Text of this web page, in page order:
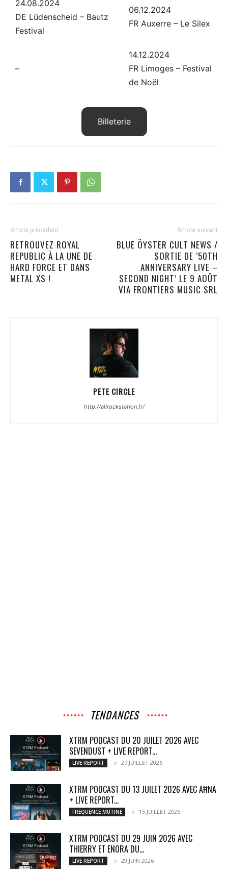
24.08.2024
DE Lüdenscheid – Bautz
Festival
06.12.2024
FR Auxerre – Le Silex
–
14.12.2024
FR Limoges – Festival
de Noël
Billeterie
Article précédent
RETROUVEZ ROYAL
REPUBLIC À LA UNE DE
HARD FORCE ET DANS
METAL XS !
Article suivant
BLUE ÖYSTER CULT NEWS /
SORTIE DE ’50TH
ANNIVERSARY LIVE –
SECOND NIGHT’ LE 9 AOÛT
VIA FRONTIERS MUSIC SRL
PETE CIRCLE
http://allrockstation.fr/
TENDANCES
XTRM PODCAST DU 20 JUILET 2026 AVEC
SEVENDUST + LIVE REPORT...
LIVE REPORT 27 JUILLET 2026
XTRM PODCAST DU 13 JUILET 2026 AVEC AĦNA
+ LIVE REPORT...
FREQUENCE MUTINE 15 JUILLET 2026
XTRM PODCAST DU 29 JUIN 2026 AVEC
THIERRY ET ENORA DU...
LIVE REPORT 29 JUIN 2026